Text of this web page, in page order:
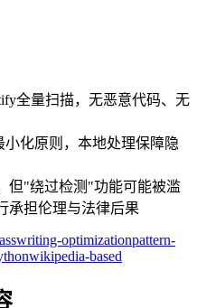
全量扫描，无恶意代码、无
小化原则，本地处理保障隐
但"绕过检测"功能可能被滥
承担伦理与法律后果
writing-optimizationpattern-
wikipedia-based